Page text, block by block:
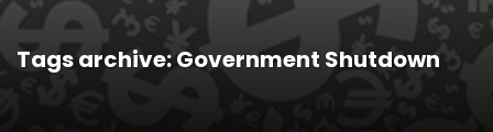
Tags archive: Government Shutdown